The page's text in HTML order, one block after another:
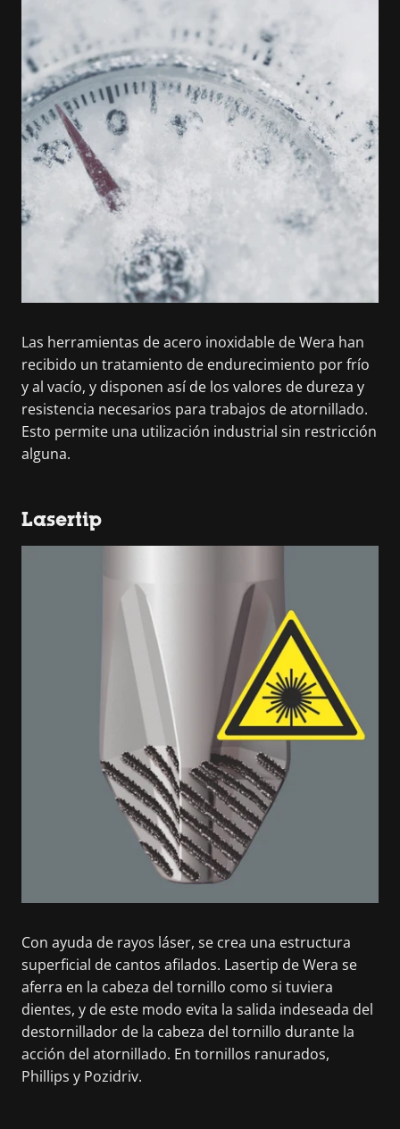
Las herramientas de acero inoxidable de Wera han
recibido un tratamiento de endurecimiento por frío
y al vacío, y disponen así de los valores de dureza y
resistencia necesarios para trabajos de atornillado.
Esto permite una utilización industrial sin restricción
alguna.
Lasertip
Con ayuda de rayos láser, se crea una estructura
superficial de cantos afilados. Lasertip de Wera se
aferra en la cabeza del tornillo como si tuviera
dientes, y de este modo evita la salida indeseada del
destornillador de la cabeza del tornillo durante la
acción del atornillado. En tornillos ranurados,
Phillips y Pozidriv.